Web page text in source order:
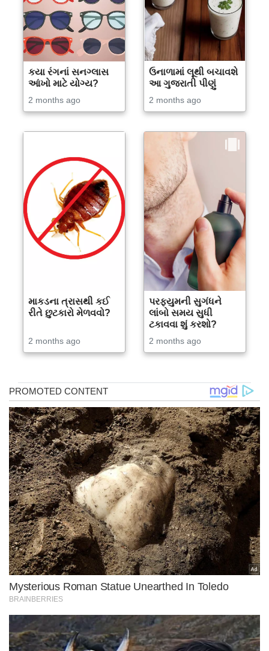
કયા રંગનાં સનગ્લાસ
આંખો માટે યોગ્ય?
2 months ago
ઉનાળામાં લૂથી બચાવશે
આ ગુજરાતી પીણું
2 months ago
માકડના ત્રાસથી કઈ
રીતે છુટકારો મેળવવો?
2 months ago
પરફ્યુમની સુગંધને
લાંબો સમય સુધી
ટકાવવા શું કરશો?
2 months ago